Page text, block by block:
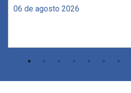
06 de agosto 2026